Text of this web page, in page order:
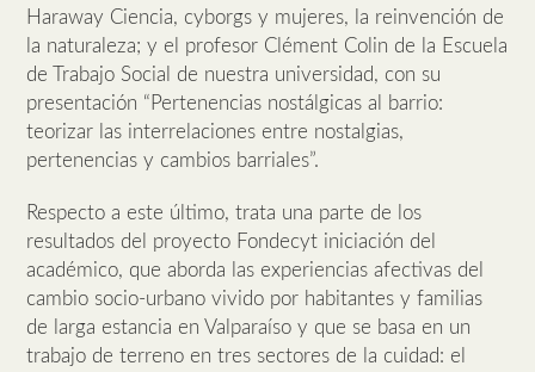
Haraway Ciencia, cyborgs y mujeres, la reinvención de
la naturaleza; y el profesor Clément Colin de la Escuela
de Trabajo Social de nuestra universidad, con su
presentación “Pertenencias nostálgicas al barrio:
teorizar las interrelaciones entre nostalgias,
pertenencias y cambios barriales”.
Respecto a este último, trata una parte de los
resultados del proyecto Fondecyt iniciación del
académico, que aborda las experiencias afectivas del
cambio socio-urbano vivido por habitantes y familias
de larga estancia en Valparaíso y que se basa en un
trabajo de terreno en tres sectores de la cuidad: el